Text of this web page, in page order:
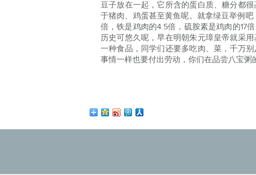
豆子放在一起，它所含的蛋白质、糖分都
于猪肉、鸡蛋甚至黄鱼呢。就拿绿豆举例
倍，铁是鸡肉的4.5倍，硫胺素是鸡肉的17
历史可悠久呢，早在明朝朱元璋皇帝就采
一种食品，同学们还要多吃肉、菜，千万
事情一样也要付出劳动，你们在品尝八宝粥